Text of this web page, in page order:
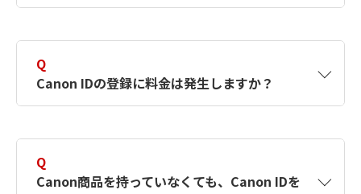
択したサービスから取得します。アカウントを
簡単に作成できるように、この情報を使用して
Canon IDの登録フォームを入力します。
Q
Canon IDの登録に料金は発生しますか？
Q
Canon商品を持っていなくても、Canon IDを